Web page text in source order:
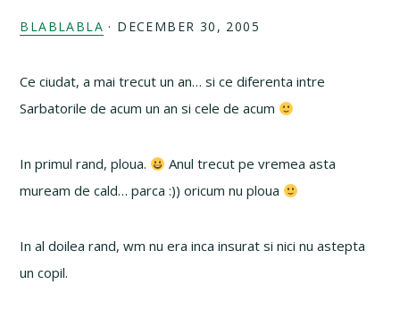
BLABLABLA · DECEMBER 30, 2005
Ce ciudat, a mai trecut un an… si ce diferenta intre
Sarbatorile de acum un an si cele de acum
In primul rand, ploua.
Anul trecut pe vremea asta
muream de cald… parca :)) oricum nu ploua
In al doilea rand, wm nu era inca insurat si nici nu astepta
un copil.